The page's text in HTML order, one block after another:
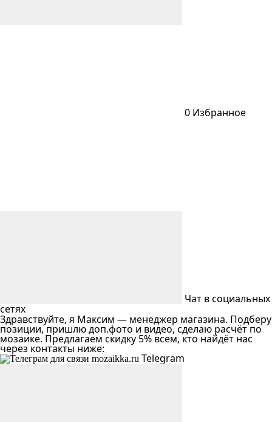
0 Избранное
Чат в социальных
сетях
Здравствуйте, я Максим — менеджер магазина. Подберу
позиции, пришлю доп.фото и видео, сделаю расчёт по
мозаике. Предлагаем скидку 5% всем, кто найдёт нас
через контакты ниже:
Telegram